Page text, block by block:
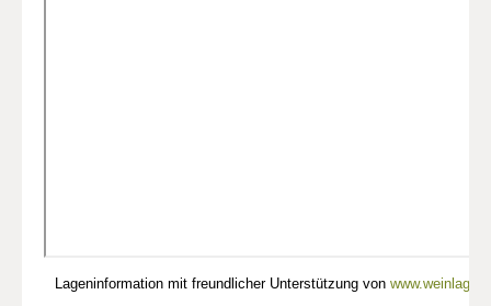
Lageninformation mit freundlicher Unterstützung von